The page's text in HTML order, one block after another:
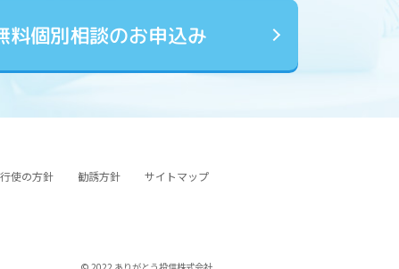
料個別相談のお申込み
使の方針 勧誘方針 サイトマップ